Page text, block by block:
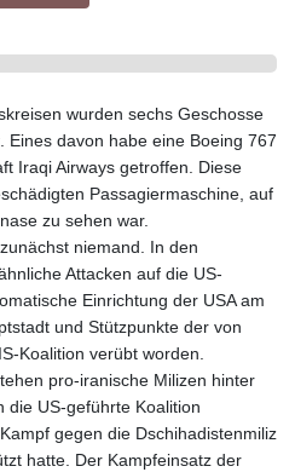
wurden sechs Geschosse
davon habe eine Boeing 767
Iraqi Airways getroffen. Diese
Passagiermaschine, auf
zu sehen war.
niemand. In den
Attacken auf die US-
Einrichtung der USA am
und Stützpunkte der von
Koalition verübt worden.
pro-iranische Milizen hinter
die US-geführte Koalition
gegen die Dschihadistenmiliz
hatte. Der Kampfeinsatz der